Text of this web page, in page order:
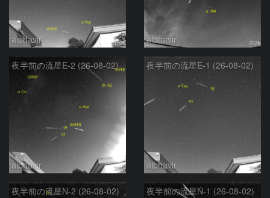
alphavir alphavir
夜半前の流星E-2 (26-08-02)
alphavir
夜半前の流星E-1 (26-08-02)
alphavir
夜半前の流星N-2 (26-08-02) 夜半前の流星N-1 (26-08-02)